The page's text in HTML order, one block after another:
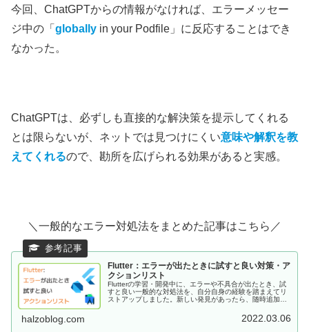
今回、ChatGPTからの情報がなければ、エラーメッセー
ジ中の「 globally in your Podfile」に反応することはでき
なかった。
ChatGPTは、必ずしも直接的な解決策を提示してくれる
とは限らないが、ネットでは見つけにくい意味や解釈を教
えてくれるので、勘所を広げられる効果があると実感。
＼一般的なエラー対処法をまとめた記事はこちら／
Flutter：エラーが出たときに試すと良い対策・ア
クションリスト
Flutterの学習・開発中に、エラーや不具合が出たとき、試
すと良い一般的な対処法を、自分自身の経験を踏まえてリ
ストアップしました。新しい発見があったら、随時追加し
halzoblog.com 2022.03.06